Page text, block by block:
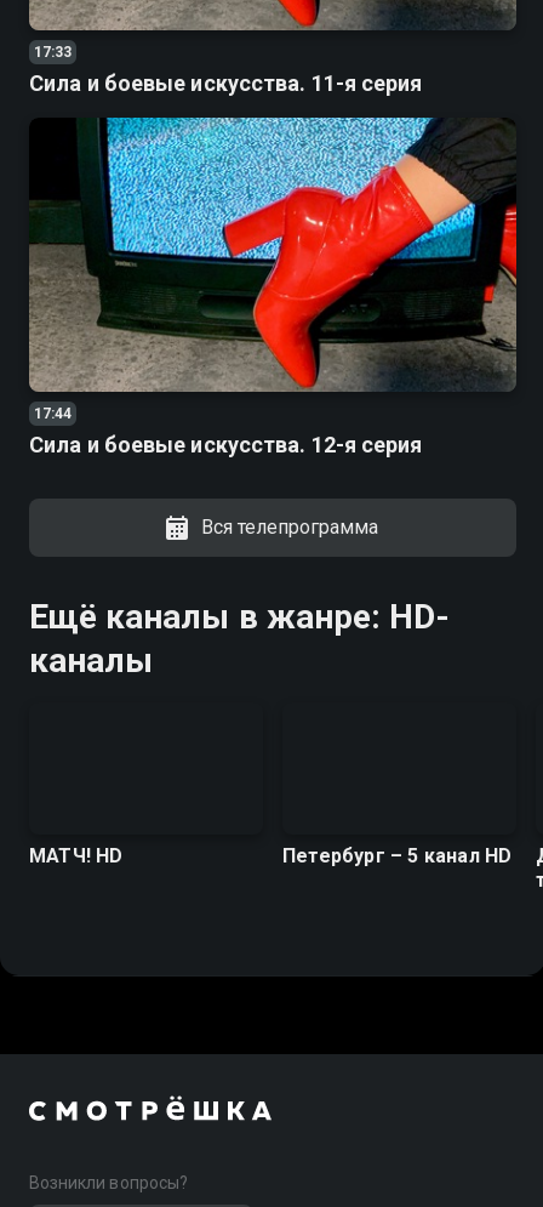
17:33
Сила и боевые искусства. 11-я серия
17:44
Сила и боевые искусства. 12-я серия
Вся телепрограмма
Ещё каналы в жанре: HD-
каналы
МАТЧ! HD Петербург – 5 канал HD
Возникли вопросы?